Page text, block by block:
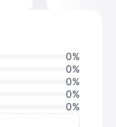
0%
0%
0%
0%
0%